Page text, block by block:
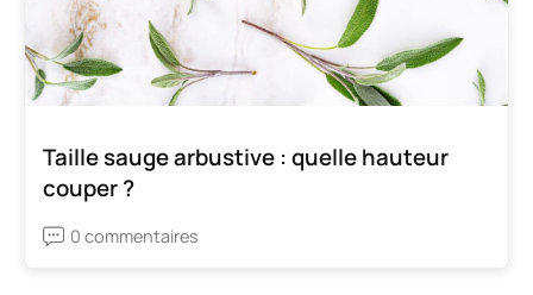
Taille sauge arbustive : quelle hauteur
couper ?
0 commentaires